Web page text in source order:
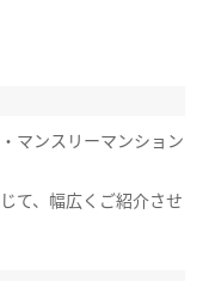
マンスリーマンション
て、幅広くご紹介させ